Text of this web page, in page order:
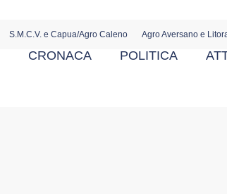
S.M.C.V. e Capua/Agro Caleno Agro Aversano e
CRONACA POLITICA